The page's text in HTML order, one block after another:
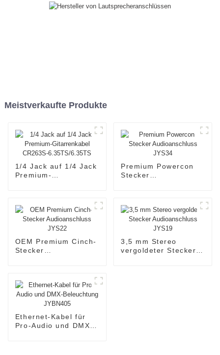
Meistverkaufte Produkte
1/4 Jack auf 1/4 Jack
Premium-
Premium Powercon
Stecker
OEM Premium Cinch-
Stecker
3,5 mm Stereo
vergoldeter Stecker
Ethernet-Kabel für
Pro-Audio und DMX-